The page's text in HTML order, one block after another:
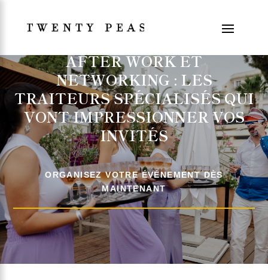
AFTER WORK ET
NETWORKING : LES
TRAITEURS SPÉCIALISÉS QUI
VONT IMPRESSIONNER VOS
INVITÉS
ORGANISEZ VOTRE ÉVÉNEMENT DÈS
MAINTENANT